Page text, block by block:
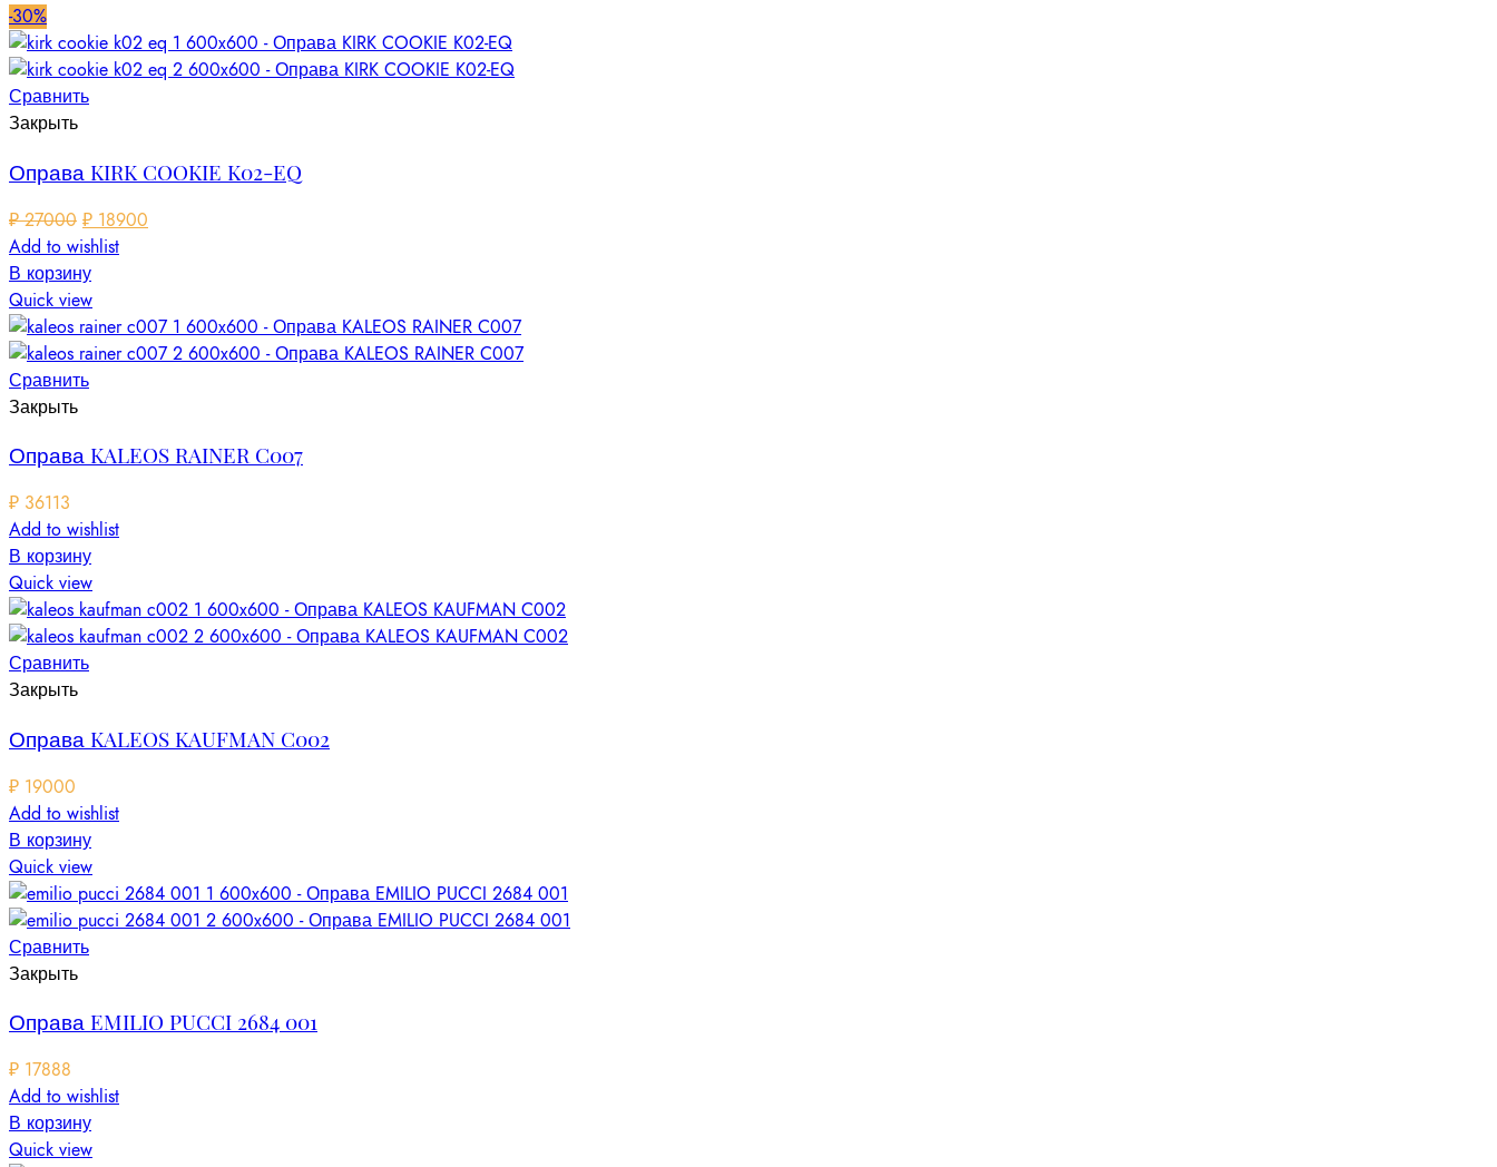
-30%
Сравнить
Закрыть
Оправа KIRK COOKIE K02-EQ
₽27000 ₽ 18900
Add to wishlist
В корзину
Quick view
Сравнить
Закрыть
Оправа KALEOS RAINER C007
₽ 36113
Add to wishlist
В корзину
Quick view
Сравнить
Закрыть
Оправа KALEOS KAUFMAN C002
₽ 19000
Add to wishlist
В корзину
Quick view
Сравнить
Закрыть
Оправа EMILIO PUCCI 2684 001
₽ 17888
Add to wishlist
В корзину
Quick view